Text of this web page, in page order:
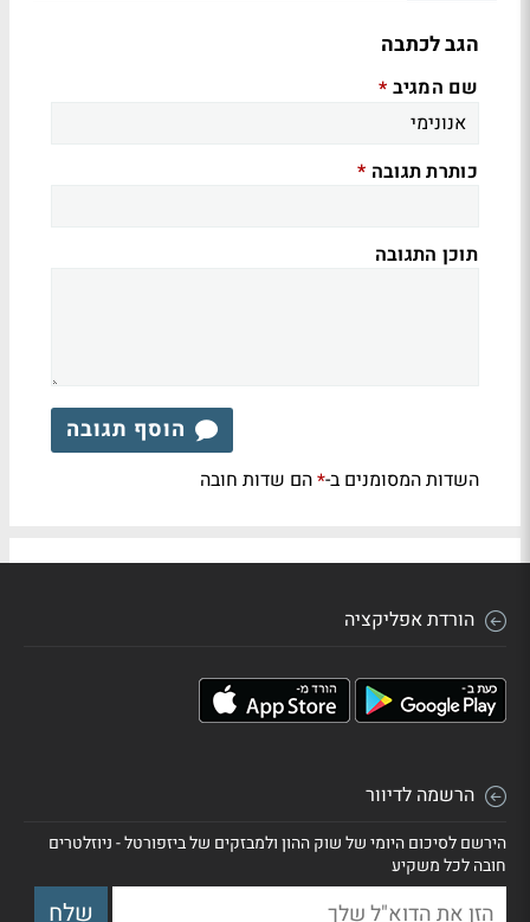
הגב לכתבה
שם המגיב *
כותרת תגובה *
תוכן התגובה
הוסף תגובה
השדות המסומנים ב-*הם שדות חובה
הורדת אפליקציה
הרשמה לדיוור
הירשם לסיכום היומי של שוק ההון ולמבזקים של ביזפורטל - ניוזלטרים
חובה לכל משקיע